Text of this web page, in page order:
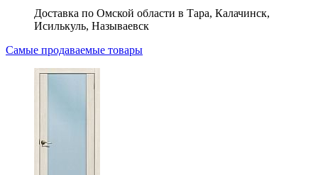
Доставка по Омской области в Тара, Калачинск,
Исилькуль, Называевск
Самые продаваемые товары